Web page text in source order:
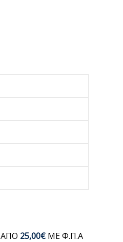
25,00€ ΜΕ Φ.Π.Α